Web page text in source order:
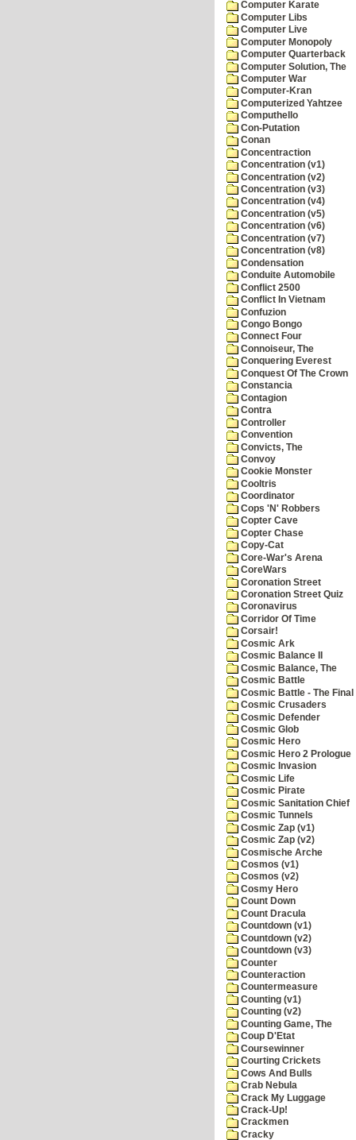
Computer Karate
Computer Libs
Computer Live
Computer Monopoly
Computer Quarterback
Computer Solution, The
Computer War
Computer-Kran
Computerized Yahtzee
Computhello
Con-Putation
Conan
Concentraction
Concentration (v1)
Concentration (v2)
Concentration (v3)
Concentration (v4)
Concentration (v5)
Concentration (v6)
Concentration (v7)
Concentration (v8)
Condensation
Conduite Automobile
Conflict 2500
Conflict In Vietnam
Confuzion
Congo Bongo
Connect Four
Connoiseur, The
Conquering Everest
Conquest Of The Crown
Constancia
Contagion
Contra
Controller
Convention
Convicts, The
Convoy
Cookie Monster
Cooltris
Coordinator
Cops 'N' Robbers
Copter Cave
Copter Chase
Copy-Cat
Core-War's Arena
CoreWars
Coronation Street
Coronation Street Quiz
Coronavirus
Corridor Of Time
Corsair!
Cosmic Ark
Cosmic Balance II
Cosmic Balance, The
Cosmic Battle
Cosmic Battle - The
Cosmic Crusaders
Cosmic Defender
Cosmic Glob
Cosmic Hero
Cosmic Hero 2 Prologue
Cosmic Invasion
Cosmic Life
Cosmic Pirate
Cosmic Sanitation Chief
Cosmic Tunnels
Cosmic Zap (v1)
Cosmic Zap (v2)
Cosmische Arche
Cosmos (v1)
Cosmos (v2)
Cosmy Hero
Count Down
Count Dracula
Countdown (v1)
Countdown (v2)
Countdown (v3)
Counter
Counteraction
Countermeasure
Counting (v1)
Counting (v2)
Counting Game, The
Coup D'Etat
Coursewinner
Courting Crickets
Cows And Bulls
Crab Nebula
Crack My Luggage
Crack-Up!
Crackmen
Cracky